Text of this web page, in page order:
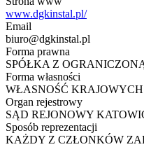
www.dgkinstal.pl/
Email
biuro@dgkinstal.pl
Forma prawna
SPÓŁKA Z
Forma własności
WŁASNOŚĆ
Organ rejestrowy
SĄD REJONOWY
Sposób reprezentacji
KAŻDY Z CZŁONKÓW